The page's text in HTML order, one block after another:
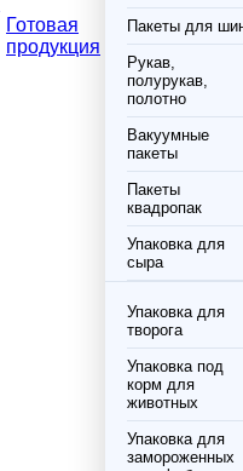
Готовая
продукция
Пакеты для
Рукав,
полурукав,
полотно
Вакуумные
пакеты
Пакеты
квадропак
Упаковка для
сыра
Упаковка для
творога
Упаковка под
корм для
животных
Упаковка для
замороженных